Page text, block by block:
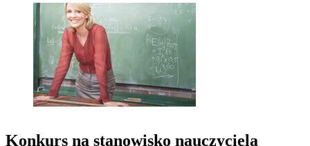
Konkurs na stanowisko nauczyciela